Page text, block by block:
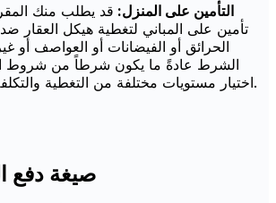
التأمين على المنزل: قد يطلب منك
تأمين على المباني لتغطية هيكل العقار
الحرائق أو الفيضانات أو العواصف أو
الشرط عادةً ما يكون شرطاً من شروط
اختيار مستويات مختلفة من التغطية والتكلفة بناءً على ممتلكاتك.
صيغة دفع